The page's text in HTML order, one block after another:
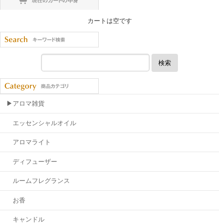
カートは空です
検索
▶アロマ雑貨
エッセンシャルオイル
アロマライト
ディフューザー
ルームフレグランス
お香
キャンドル